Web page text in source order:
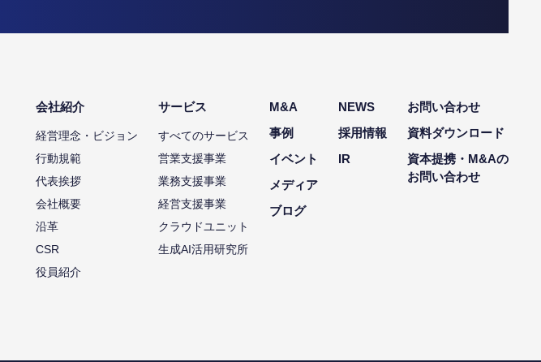
会社紹介
経営理念・ビジョン
行動規範
代表挨拶
会社概要
沿革
CSR
役員紹介
サービス
すべてのサービス
営業支援事業
業務支援事業
経営支援事業
クラウドユニット
生成AI活用研究所
M&A
事例
イベント
メディア
ブログ
NEWS
採用情報
IR
お問い合わせ
資料ダウンロード
資本提携・M&Aの
お問い合わせ